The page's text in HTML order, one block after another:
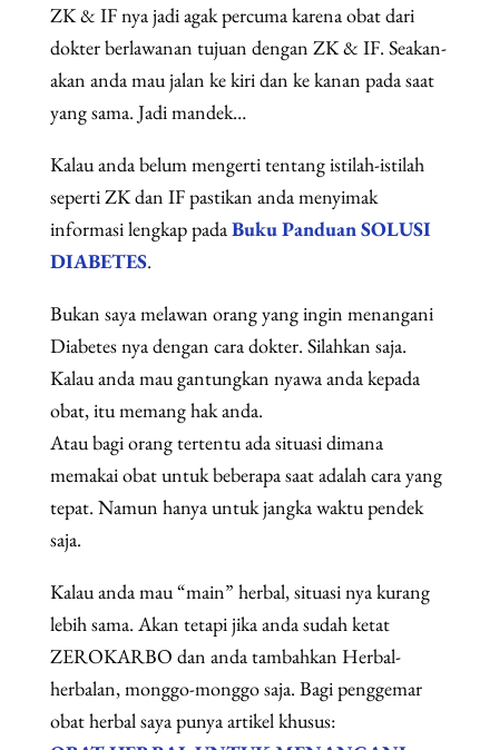
ZK & IF nya jadi agak percuma karena obat dari
dokter berlawanan tujuan dengan ZK & IF. Seakan-
akan anda mau jalan ke kiri dan ke kanan pada saat
yang sama. Jadi mandek…
Kalau anda belum mengerti tentang istilah-istilah
seperti ZK dan IF pastikan anda menyimak
informasi lengkap padaBuku Panduan SOLUSI
DIABETES.
Bukan saya melawan orang yang ingin menangani
Diabetes nya dengan cara dokter. Silahkan saja.
Kalau anda mau gantungkan nyawa anda kepada
obat, itu memang hak anda.
Atau bagi orang tertentu ada situasi dimana
memakai obat untuk beberapa saat adalah cara yang
tepat. Namun hanya untuk jangka waktu pendek
saja.
Kalau anda mau “main” herbal, situasi nya kurang
lebih sama. Akan tetapi jika anda sudah ketat
ZEROKARBO dan anda tambahkan Herbal-
herbalan, monggo-monggo saja. Bagi penggemar
obat herbal saya punya artikel khusus: